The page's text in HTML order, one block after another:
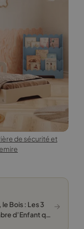
de sécurité et
Bois : Les 3
d’Enfant qui
→